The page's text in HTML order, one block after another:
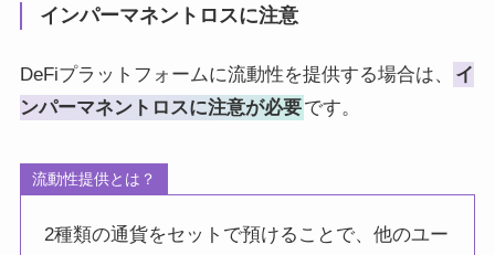
インパーマネントロスに注意
DeFiプラットフォームに流動性を提供する場合は、
イ
ンパーマネントロスに注意が必要です。
流動性提供とは？
2種類の通貨をセットで預けることで、他のユー